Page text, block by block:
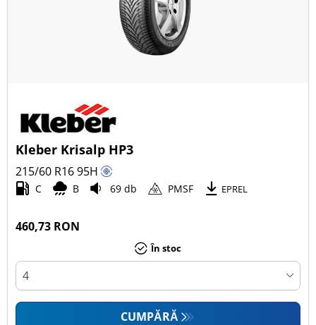
Kleber Krisalp HP3
215/60 R1695H
C B 69 db PMSF EPREL
460,73 RON
În stoc
CUMPĂRĂ